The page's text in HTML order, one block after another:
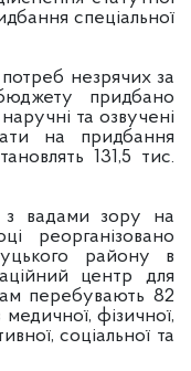
спеціальної
незрячих за
придбано
та озвучені
на придбання
131,5 тис.
з вадами зору на
реорганізовано
району в
центр для
перебувають 82
фізичної,
соціальної та